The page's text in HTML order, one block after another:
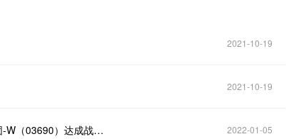
2021-10-19
2021-10-19
港股异动︱快手-W（01024）高开7.2％ 近日宣布与美团-W（03690）达成战略合作 2022-01-05